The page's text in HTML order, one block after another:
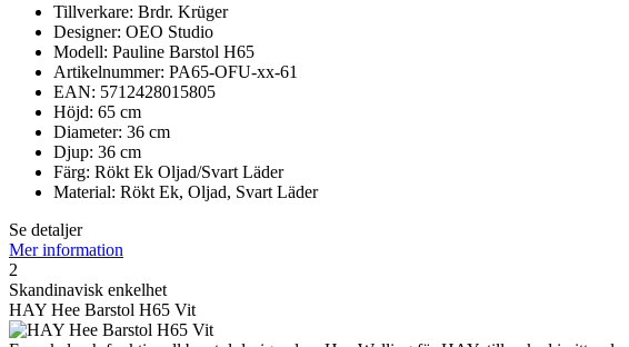
Tillverkare: Brdr. Krüger
Designer: OEO Studio
Modell: Pauline Barstol H65
Artikelnummer: PA65-OFU-xx-61
EAN: 5712428015805
Höjd: 65 cm
Diameter: 36 cm
Djup: 36 cm
Färg: Rökt Ek Oljad/Svart Läder
Material: Rökt Ek, Oljad, Svart Läder
Se detaljer
Mer information
2
Skandinavisk enkelhet
HAY Hee Barstol H65 Vit